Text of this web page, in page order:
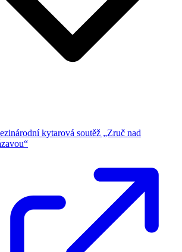
kytarová soutěž „Zruč nad